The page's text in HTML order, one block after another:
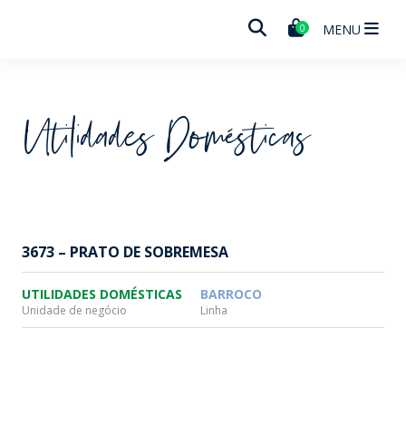
0 MENU
Utilidades Domésticas
3673 – PRATO DE SOBREMESA
UTILIDADES DOMÉSTICAS
Unidade de negócio
BARROCO
Linha